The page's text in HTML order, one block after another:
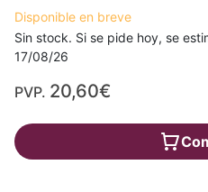
Disponible en breve
Sin stock. Si se pide hoy, se
17/08/26
PVP. 20,60€